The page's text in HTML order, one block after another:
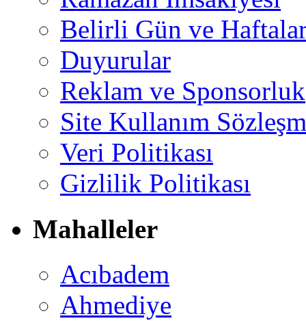
Belirli Gün ve
Duyurular
Reklam ve Sponsorluk
Site Kullanım
Veri Politikası
Gizlilik Politikası
Mahalleler
Acıbadem
Ahmediye